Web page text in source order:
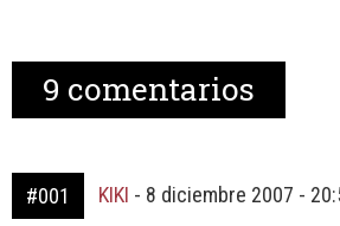
9 comentarios
#001 KIKI - 8 diciembre 2007 -